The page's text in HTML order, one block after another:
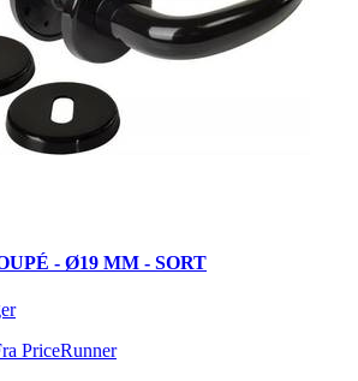
- Ø19 MM - SORT
PriceRunner